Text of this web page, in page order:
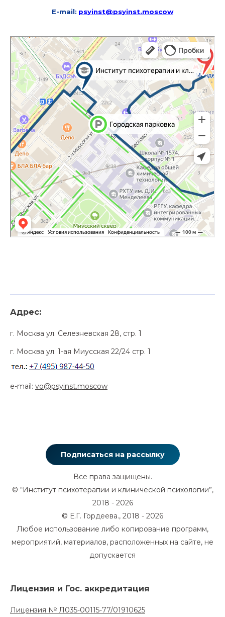
E-mail: psyinst@psyinst.moscow
Москва
Яндекс Карты — транспорт, навигация, поиск мест
Адрес:
г. Москва ул. Селезневская 28, стр. 1
г. Москва ул. 1-ая Миусская 22/24 стр. 1
e-mail: vo@psyinst.moscow
Подписаться на рассылку
Все права защищены.
© “Институт психотерапии и клинической психологии”,
2018 - 2026
© Е.Г. Гордеева., 2018 - 2026
Любое использование либо копирование программ,
мероприятий, материалов, расположенных на сайте, не
допускается
Лицензия и Гос. аккредитация
Лицензия № Л035-00115-77/01910625